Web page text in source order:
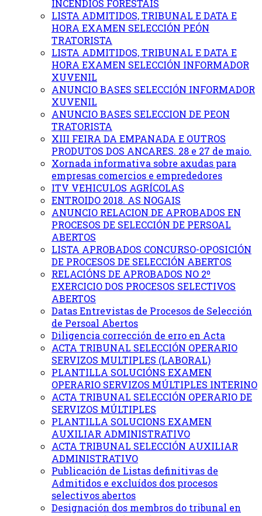
INCENDIOS FORESTAIS
LISTA ADMITIDOS, TRIBUNAL E DATA E
HORA EXAMEN SELECCIÓN PEÓN
TRATORISTA
LISTA ADMITIDOS, TRIBUNAL E DATA E
HORA EXAMEN SELECCIÓN INFORMADOR
XUVENIL
ANUNCIO BASES SELECCIÓN INFORMADOR
XUVENIL
ANUNCIO BASES SELECCION DE PEON
TRATORISTA
XIII FEIRA DA EMPANADA E OUTROS
PRODUTOS DOS ANCARES. 28 e 27 de maio.
Xornada informativa sobre axudas para
empresas comercios e emprededores
ITV VEHICULOS AGRÍCOLAS
ENTROIDO 2018. AS NOGAIS
ANUNCIO RELACION DE APROBADOS EN
PROCESOS DE SELECCIÓN DE PERSOAL
ABERTOS
LISTA APROBADOS CONCURSO-OPOSICIÓN
DE PROCESOS DE SELECCIÓN ABERTOS
RELACIÓNS DE APROBADOS NO 2º
EXERCICIO DOS PROCESOS SELECTIVOS
ABERTOS
Datas Entrevistas de Procesos de Selección
de Persoal Abertos
Diligencia corrección de erro en Acta
ACTA TRIBUNAL SELECCIÓN OPERARIO
SERVIZOS MULTIPLES (LABORAL)
PLANTILLA SOLUCIÓNS EXAMEN
OPERARIO SERVIZOS MÚLTIPLES INTERINO
ACTA TRIBUNAL SELECCIÓN OPERARIO DE
SERVIZOS MÚLTIPLES
PLANTILLA SOLUCIONS EXAMEN
AUXILIAR ADMINISTRATIVO
ACTA TRIBUNAL SELECCIÓN AUXILIAR
ADMINISTRATIVO
Publicación de Listas definitivas de
Admitidos e excluídos dos procesos
selectivos abertos
Designación dos membros do tribunal en